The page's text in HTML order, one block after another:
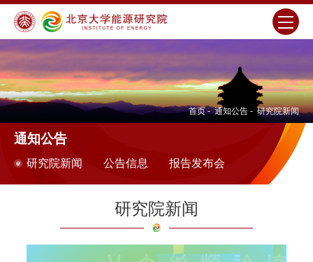
首页 - 通知公告 - 研究院新闻
通知公告
研究院新闻 公告信息 报告发布会
研究院新闻